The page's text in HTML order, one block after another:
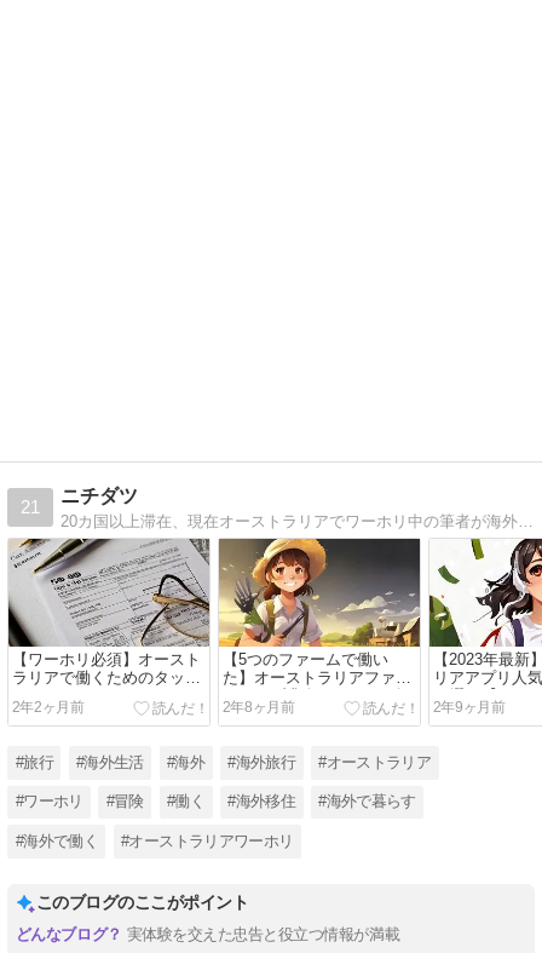
21
ニチダツ
20カ国以上滞在、現在オーストラリアでワーホリ中の筆者が海外で役に立つ情報をお届け！
【ワーホリ必須】オースト
ラリアで働くためのタック
スファイルナンバー(TFN)
申請・確認方法をご紹介！
2年2ヶ月前
【5つのファームで働い
た】オーストラリアファー
ムジョブ求人のおすすめ探
し方6選
2年8ヶ月前
【2023年最新
リアアプリ人
10選！【ワー
め】
2年9ヶ月前
#旅行 #海外生活 #海外 #海外旅行 #オーストラリア
#ワーホリ #冒険 #働く #海外移住 #海外で暮らす
#海外で働く #オーストラリアワーホリ
このブログのここがポイント
実体験を交えた忠告と役立つ情報が満載